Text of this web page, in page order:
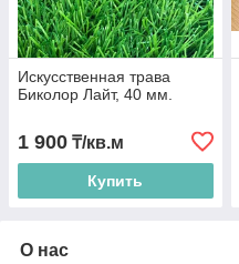
Искусственная трава
Биколор Лайт, 40 мм.
1 900 ₸/кв.м
Купить
О нас